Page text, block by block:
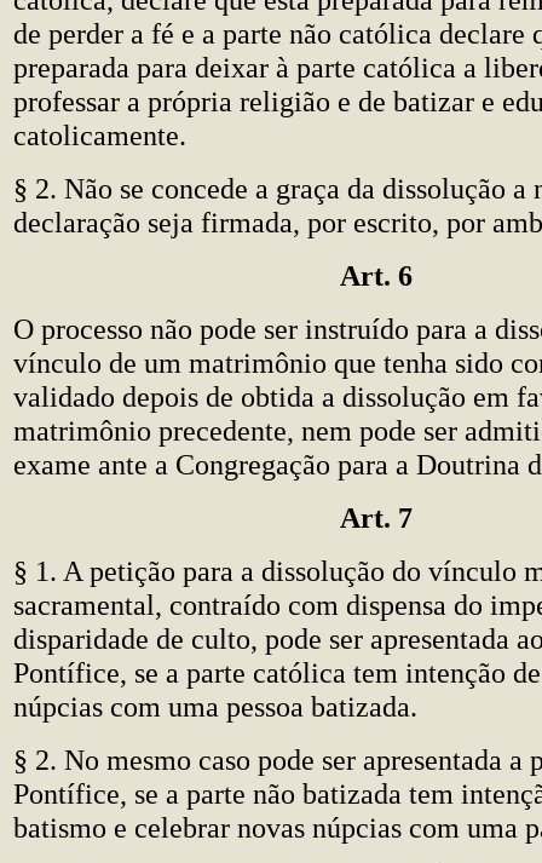
de perder a fé e a parte não católica declare
preparada para deixar à parte católica a
professar a própria religião e de batizar e
catolicamente.
§ 2. Não se concede a graça da dissolução a
declaração seja firmada, por escrito, por
Art. 6
O processo não pode ser instruído para a
vínculo de um matrimônio que tenha sido
validado depois de obtida a dissolução em
matrimônio precedente, nem pode ser
exame ante a Congregação para a Doutrina
Art. 7
§ 1. A petição para a dissolução do vínculo
sacramental, contraído com dispensa do
disparidade de culto, pode ser apresentada
Pontífice, se a parte católica tem intenção
núpcias com uma pessoa batizada.
§ 2. No mesmo caso pode ser apresentada a
Pontífice, se a parte não batizada tem
batismo e celebrar novas núpcias com uma